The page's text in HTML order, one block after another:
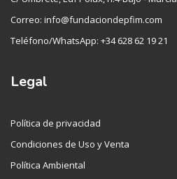
Correo: info@fundaciondepfim.com
Teléfono/WhatsApp: +34 628 62 19 21
Legal
Política de privacidad
Condiciones de Uso y Venta
Política Ambiental